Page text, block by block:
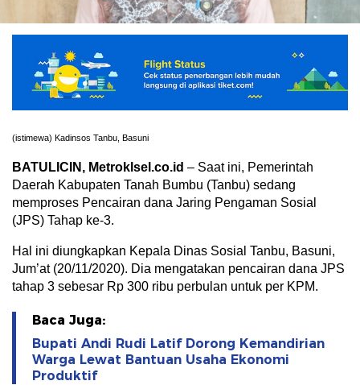
(istimewa) Kadinsos Tanbu, Basuni
BATULICIN, Metroklsel.co.id – Saat ini, Pemerintah
Daerah Kabupaten Tanah Bumbu (Tanbu) sedang
memproses Pencairan dana Jaring Pengaman Sosial
(JPS) Tahap ke-3.
Hal ini diungkapkan Kepala Dinas Sosial Tanbu, Basuni,
Jum’at (20/11/2020). Dia mengatakan pencairan dana JPS
tahap 3 sebesar Rp 300 ribu perbulan untuk per KPM.
Baca Juga:
Bupati Andi Rudi Latif Dorong Kemandirian
Warga Lewat Bantuan Usaha Ekonomi
Produktif